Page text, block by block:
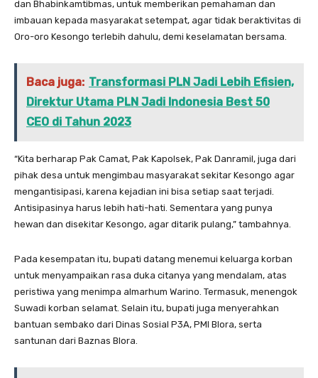
dan Bhabinkamtibmas, untuk memberikan pemahaman dan
imbauan kepada masyarakat setempat, agar tidak beraktivitas di
Oro-oro Kesongo terlebih dahulu, demi keselamatan bersama.
Baca juga: Transformasi PLN Jadi Lebih Efisien,
Direktur Utama PLN Jadi Indonesia Best 50
CEO di Tahun 2023
“Kita berharap Pak Camat, Pak Kapolsek, Pak Danramil, juga dari
pihak desa untuk mengimbau masyarakat sekitar Kesongo agar
mengantisipasi, karena kejadian ini bisa setiap saat terjadi.
Antisipasinya harus lebih hati-hati. Sementara yang punya
hewan dan disekitar Kesongo, agar ditarik pulang,” tambahnya.
Pada kesempatan itu, bupati datang menemui keluarga korban
untuk menyampaikan rasa duka citanya yang mendalam, atas
peristiwa yang menimpa almarhum Warino. Termasuk, menengok
Suwadi korban selamat. Selain itu, bupati juga menyerahkan
bantuan sembako dari Dinas Sosial P3A, PMI Blora, serta
santunan dari Baznas Blora.